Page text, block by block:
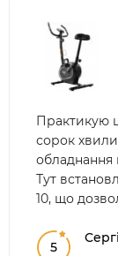
Практикую
сорок
обладнання
Тут
10, що
5